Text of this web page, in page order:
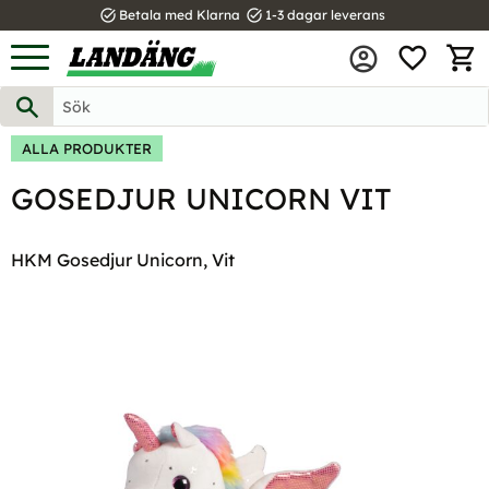
Meny
task_alt Betala med Klarna task_alt 1-3 dagar leverans
ALLA PRODUKTER
GOSEDJUR UNICORN VIT
HKM Gosedjur Unicorn, Vit